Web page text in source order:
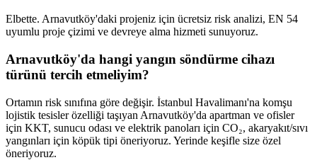
Elbette. Arnavutköy'daki projeniz için ücretsiz risk analizi, EN 54
uyumlu proje çizimi ve devreye alma hizmeti sunuyoruz.
Arnavutköy'da hangi yangın söndürme cihazı
türünü tercih etmeliyim?
Ortamın risk sınıfına göre değişir. İstanbul Havalimanı'na komşu
lojistik tesisler özelliği taşıyan Arnavutköy'da apartman ve ofisler
için KKT, sunucu odası ve elektrik panoları için CO₂, akaryakıt/sıvı
yangınları için köpük tipi öneriyoruz. Yerinde keşifle size özel
öneriyoruz.